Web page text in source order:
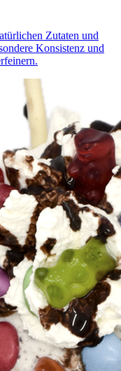
Zutaten und
Konsistenz und